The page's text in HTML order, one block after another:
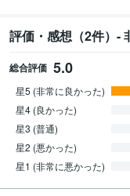
評価・感想（2件）-
総合評価 5.0
星5 (非常に良かった)
星4 (良かった)
星3 (普通)
星2 (悪かった)
星1 (非常に悪かった)